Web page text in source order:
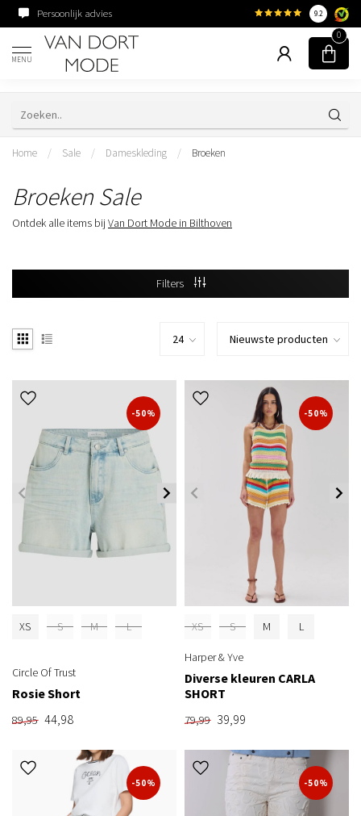
Persoonlijk advies Familiebedrijf sinds
9.2
MENU
0
Home / Sale / Dameskleding / Broeken
Broeken Sale
Ontdek alle items bij Van Dort Mode in Bilthoven
Filters
-50%
XS S M L
Circle Of Trust
Rosie Short
89,95 44,98
-50%
XS S M L
Harper & Yve
Diverse kleuren CARLA
SHORT
79,99 39,99
-50% -50%